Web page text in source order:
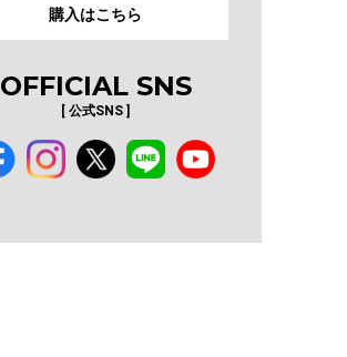
購入はこちら
OFFICIAL SNS
[ 公式SNS ]